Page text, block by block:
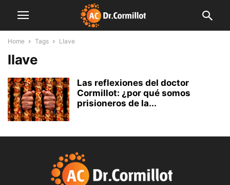
Home Tags Llave
llave
Las reflexiones del doctor
Cormillot: ¿por qué somos
prisioneros de la...